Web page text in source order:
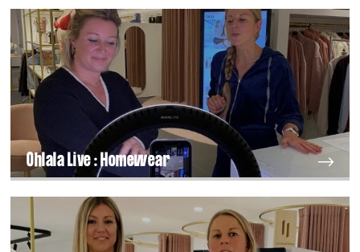
Ohlala Live : Homewear